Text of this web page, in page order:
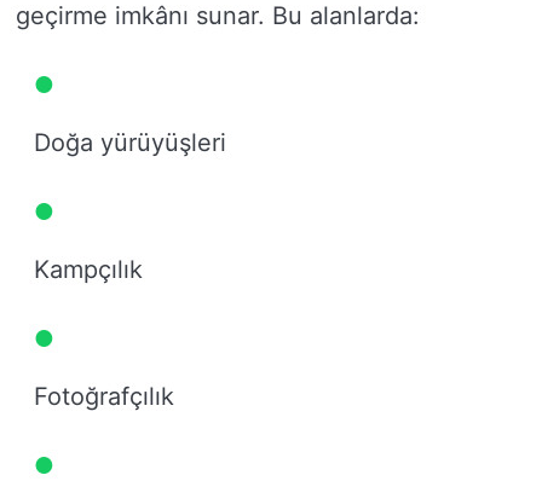
geçirme imkânı sunar. Bu alanlarda:
Doğa yürüyüşleri
Kampçılık
Fotoğrafçılık